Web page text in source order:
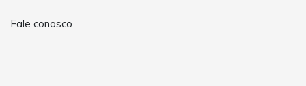
Fale conosco